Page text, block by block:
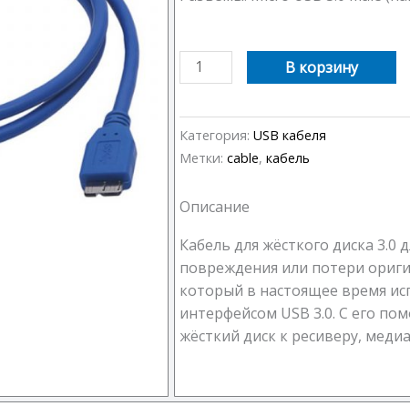
Количество
товара
для
жёсткого
3.0
В корзину
Категория: USB кабеля
Метки: cable, кабель
Описание
Кабель для жёсткого диска
повреждения или потери
который в настоящее время
интерфейсом USB 3.0. C его
жёсткий диск к ресиверу,